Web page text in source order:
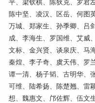
陈中坚、凌汉、区岳、何图
万城、郑家生、孙季卿、吕
成、李海生、罗国维、艾威
文标、金兴贤、谈泉庆、马
秦煌、李子奇、虞天伟、罗
谭一清、杨子韬、古明华、
可维、陆希扬、陈楚翘、雷
想、魏惠文、邝佐辉、伍文